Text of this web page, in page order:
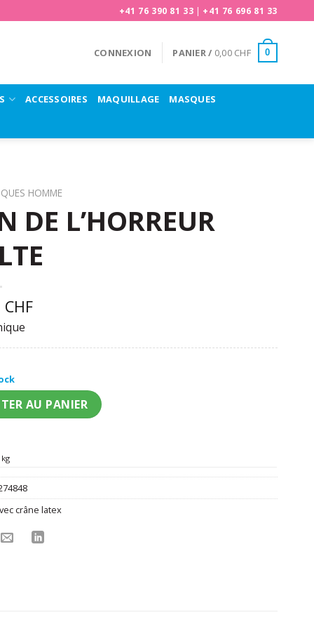
+41 76 390 81 33 | +41 76 696 81 33
CONNEXION PANIER / 0,00 CHF 0
ACCESSOIRES MAQUILLAGE MASQUES
HOMME
DE L’HORREUR
CHF
de l'horreur adulte
AU PANIER
crâne latex